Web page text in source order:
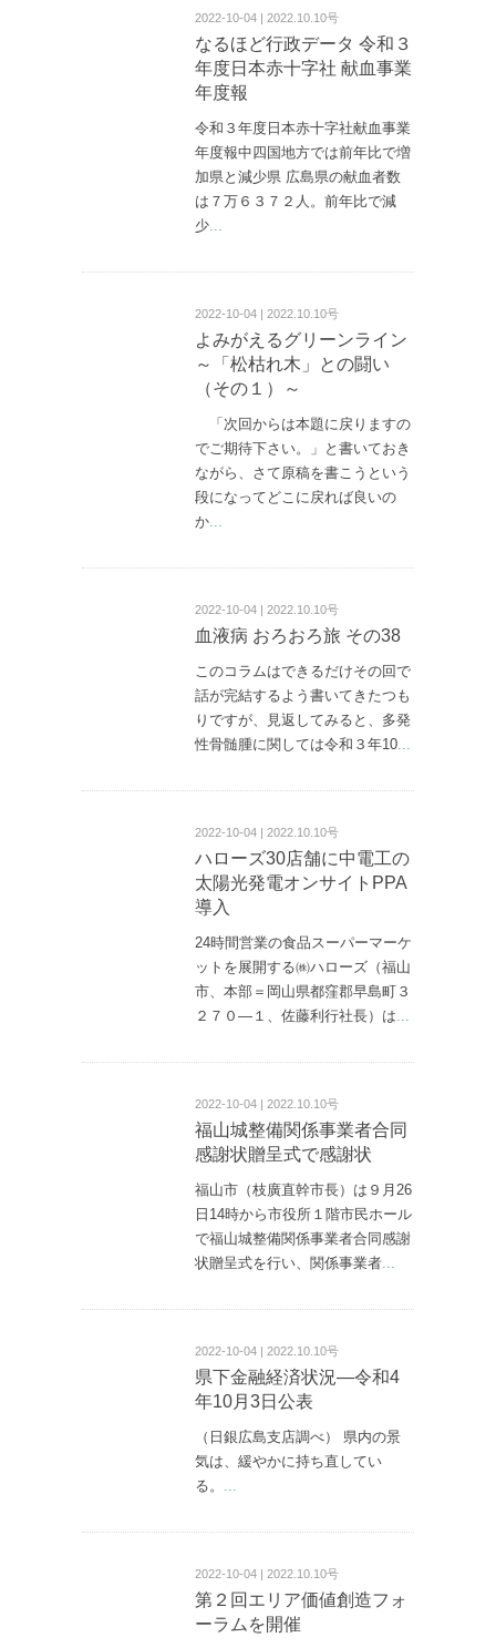
2022-10-04 | 2022.10.10号
なるほど行政データ 令和３
年度日本赤十字社 献血事業
年度報
令和３年度日本赤十字社献血事業
年度報中四国地方では前年比で増
加県と減少県 広島県の献血者数
は７万６３７２人。前年比で減
少
2022-10-04 | 2022.10.10号
よみがえるグリーンライン
～「松枯れ木」との闘い
（その１）～
「次回からは本題に戻りますの
でご期待下さい。」と書いておき
ながら、さて原稿を書こうという
段になってどこに戻れば良いの
か
2022-10-04 | 2022.10.10号
血液病 おろおろ旅 その38
このコラムはできるだけその回で
話が完結するよう書いてきたつも
りですが、見返してみると、多発
性骨髄腫に関しては令和３年10
2022-10-04 | 2022.10.10号
ハローズ30店舗に中電工の
太陽光発電オンサイトPPA
導入
24時間営業の食品スーパーマーケ
ットを展開する㈱ハローズ（福山
市、本部＝岡山県都窪郡早島町３
２７０—１、佐藤利行社長）は
2022-10-04 | 2022.10.10号
福山城整備関係事業者合同
感謝状贈呈式で感謝状
福山市（枝廣直幹市長）は９月26
日14時から市役所１階市民ホール
で福山城整備関係事業者合同感謝
状贈呈式を行い、関係事業者
2022-10-04 | 2022.10.10号
県下金融経済状況―令和4
年10月3日公表
（日銀広島支店調べ） 県内の景
気は、緩やかに持ち直してい
る。
2022-10-04 | 2022.10.10号
第２回エリア価値創造フォ
ーラムを開催